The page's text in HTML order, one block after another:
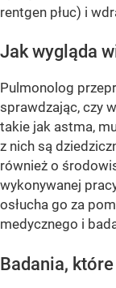
rentgen płuc) i
Jak wygląda
Pulmonolog
sprawdzając, czy
takie jak astma,
z nich są
również o
wykonywanej
osłucha go za
medycznego i
Badania,